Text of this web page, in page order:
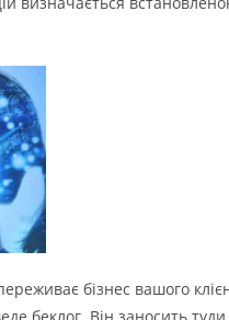
бізнес вашого